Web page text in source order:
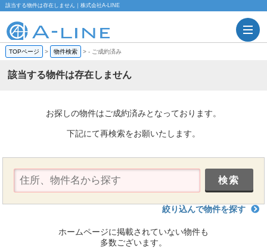
該当する物件は存在しません｜株式会社A-LINE
TOPページ > 物件検索 >- ご成約済み
該当する物件は存在しません
お探しの物件はご成約済みとなっております。
下記にて再検索をお願いたします。
絞り込んで物件を探す
ホームページに掲載されていない物件も
多数ございます。